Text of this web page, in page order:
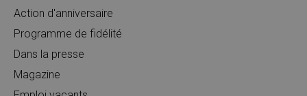
Action d'anniversaire
Programme de fidélité
Dans la presse
Magazine